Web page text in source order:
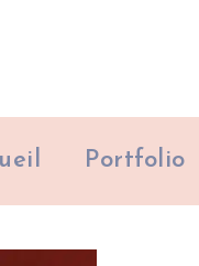
Portfolio